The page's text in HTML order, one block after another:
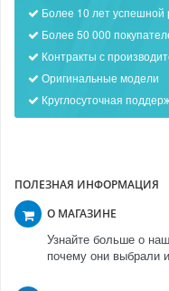
Более 10 лет успешной
Более 50 000
Контракты с
Оригинальные модели
Круглосуточная
ПОЛЕЗНАЯ ИНФОРМАЦИЯ
О МАГАЗИНЕ
Узнайте больше о
почему они выбрали